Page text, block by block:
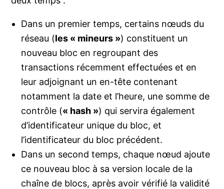
Dans un premier temps, certains nœuds du
réseau (les « mineurs ») constituent un
nouveau bloc en regroupant des
transactions récemment effectuées et en
leur adjoignant un en-tête contenant
notamment la date et l’heure, une somme de
contrôle (« hash ») qui servira également
d’identificateur unique du bloc, et
l’identificateur du bloc précédent.
Dans un second temps, chaque nœud ajoute
ce nouveau bloc à sa version locale de la
chaîne de blocs, après avoir vérifié la validité